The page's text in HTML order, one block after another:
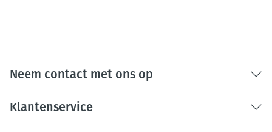
Neem contact met ons op
Klantenservice